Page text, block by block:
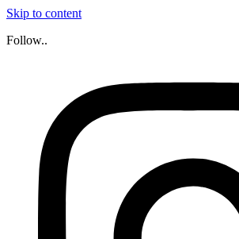
Skip to content
Follow..